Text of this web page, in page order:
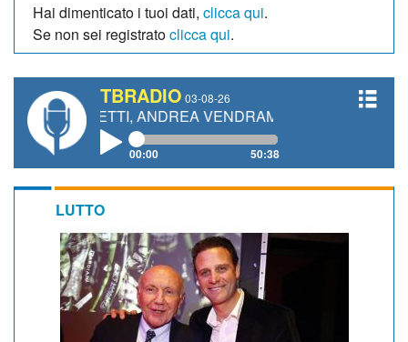
Hai dimenticato i tuoi dati, clicca qui.
Se non sei registratoclicca qui.
TBRADIO 03-08-26
ANDREA VENDRAME, FILIPPO FIORELLI
00:00 50:38
LUTTO